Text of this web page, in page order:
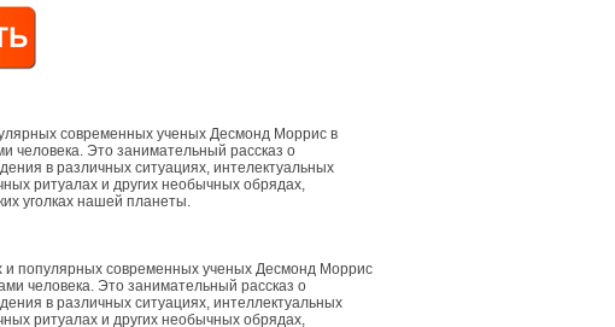
современных ученых Десмонд Моррис в
человека. Это занимательный рассказ о
в различных ситуациях, интелектуальных
ритуалах и других необычных обрядах,
уголках нашей планеты.
популярных современных ученых Десмонд Моррис
человека. Это занимательный рассказ о
в различных ситуациях, интеллектуальных
ритуалах и других необычных обрядах,